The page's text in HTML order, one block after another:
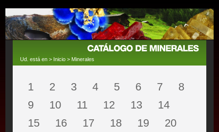
Ud. está en > Inicio > Minerales
1 2 3 4 5 6 7
8
9
10 11 12 13
14
15
16 17 18 19
20